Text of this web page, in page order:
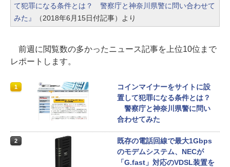
て犯罪になる条件とは？ 警察庁と神奈川県警に問い合わせて
みた』
（2018年6月15日付記事）より
前週に閲覧数の多かったニュース記事を上位10位まで
レポートします。
1
コインマイナーをサイトに設
置して犯罪になる条件とは？
警察庁と神奈川県警に問い
合わせてみた
2
既存の電話回線で最大1Gbps
のモデムシステム、NECが
「G.fast」対応のVDSL装置を